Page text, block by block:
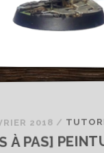
2018 /
À PAS]